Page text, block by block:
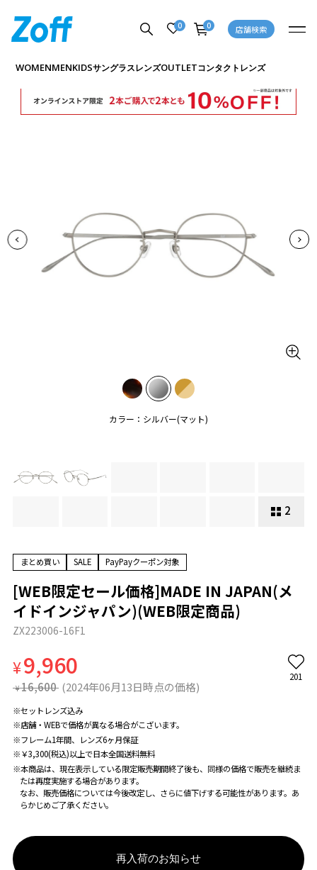
0 0 店舗検索
WOMENMENKIDSサングラスレンズOUTLETコンタクトレンズ
カラー：シルバー(マット)
2
商品詳細ページへ
まとめ買い SALE PayPayクーポン対象
[WEB限定セール価格]MADE IN JAPAN(メ
イドインジャパン)(WEB限定商品)
ZX223006-16F1
¥9,960
¥ 16,600 (2024年06月13日時点の価格)
201
※セットレンズ込み
※店舗・WEBで価格が異なる場合がこざいます。
※フレーム1年間、レンズ6ヶ月保証
※￥3,300(税込)以上で日本全国送料無料
※本商品は、現在表示している限定販売期間終了後も、同様の価格で販売を継続ま
たは再度実施する場合があります。
なお、販売価格については今後改定し、さらに値下げする可能性があります。あ
らかじめご了承ください。
再入荷のお知らせ